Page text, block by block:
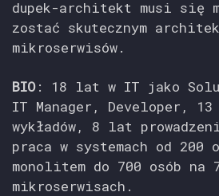
dupek-architekt musi się
zostać skutecznym
mikroserwisów.
BIO: 18 lat w IT jako
IT Manager, Developer,
wykładów, 8 lat
praca w systemach od 200
monolitem do 700 osób na
mikroserwisach.